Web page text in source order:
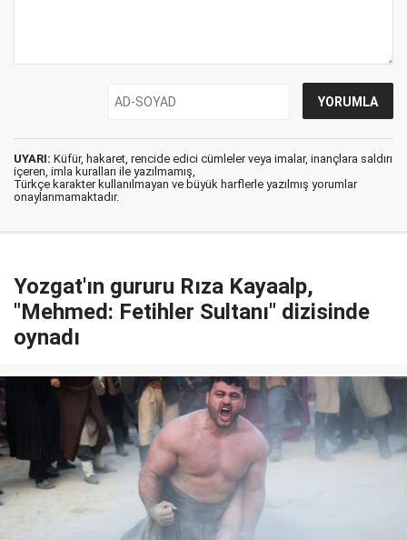
UYARI: Küfür, hakaret, rencide edici cümleler veya imalar, inançlara saldırı
içeren, imla kuralları ile yazılmamış,
Türkçe karakter kullanılmayan ve büyük harflerle yazılmış yorumlar
onaylanmamaktadır.
Yozgat'ın gururu Rıza Kayaalp,
"Mehmed: Fetihler Sultanı" dizisinde
oynadı